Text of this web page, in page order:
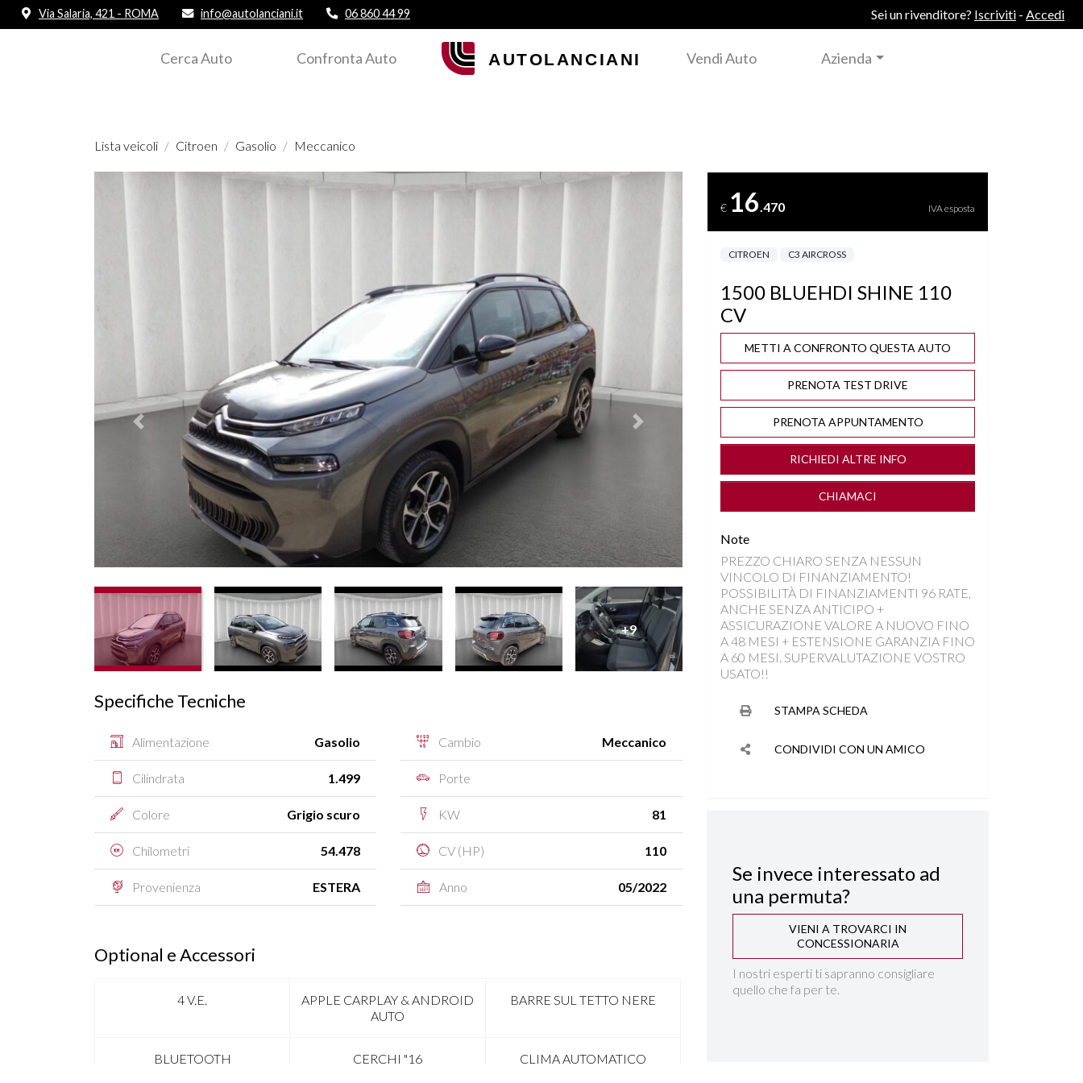
Via Salaria, 421 - ROMA info@autolanciani.it 06 860 44 99 Sei un rivenditore? Iscriviti - Accedi
Cerca Auto Confronta Auto Vendi Auto Azienda
Lista veicoli Citroen Gasolio Meccanico
Prededente Successivo
+9
Specifiche Tecniche
Alimentazione Gasolio
Cilindrata 1.499
Colore Grigio scuro
Chilometri 54.478
Provenienza ESTERA
Cambio Meccanico
Porte
KW 81
CV (HP) 110
Anno 05/2022
Optional e Accessori
4 V.E.
APPLE CARPLAY & ANDROID
AUTO
BARRE SUL TETTO NERE
BLUETOOTH CERCHI "16 CLIMA AUTOMATICO
€ 16.470 IVA esposta
CITROEN C3 AIRCROSS
1500 BLUEHDI SHINE 110
CV
METTI A CONFRONTO QUESTA AUTO
PRENOTA TEST DRIVE
PRENOTA APPUNTAMENTO
RICHIEDI ALTRE INFO
CHIAMACI
Note
PREZZO CHIARO SENZA NESSUN
VINCOLO DI FINANZIAMENTO!
POSSIBILITÀ DI FINANZIAMENTI 96 RATE,
ANCHE SENZA ANTICIPO +
ASSICURAZIONE VALORE A NUOVO FINO
A 48 MESI + ESTENSIONE GARANZIA FINO
A 60 MESI. SUPERVALUTAZIONE VOSTRO
USATO!!
STAMPA SCHEDA
CONDIVIDI CON UN AMICO
Se invece interessato ad
una permuta?
VIENI A TROVARCI IN
CONCESSIONARIA
I nostri esperti ti sapranno consigliare
quello che fa per te.